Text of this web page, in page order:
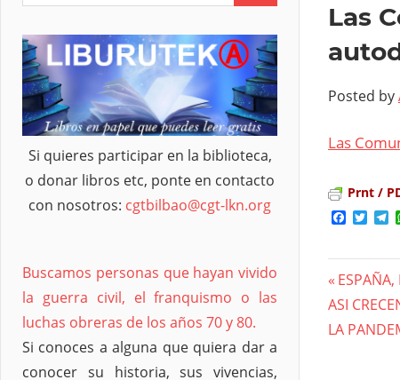
Las
Posted by
Las
Prnt /
de
Previous
Post:
Next
Post:
ASI
LA
Si quieres participar en la biblioteca,
o donar libros etc, ponte en contacto
con nosotros: cgtbilbao@cgt-lkn.org
Buscamos personas que hayan vivido
la guerra civil, el franquismo o las
luchas obreras de los años 70 y 80.
Si conoces a alguna que quiera dar a
conocer su historia, sus vivencias,